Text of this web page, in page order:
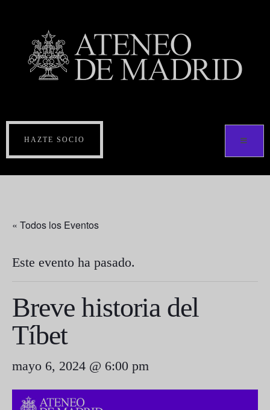
HAZTE SOCIO
« Todos los Eventos
Este evento ha pasado.
Breve historia del
Tíbet
mayo 6, 2024 @ 6:00 pm